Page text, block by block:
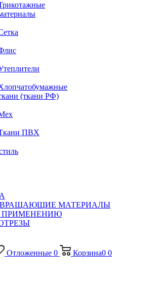
(ткани РФ)
ПВХ
МАТЕРИАЛЫ
ПРИМЕНЕНИЮ
Отложенные 0 Корзина0 0